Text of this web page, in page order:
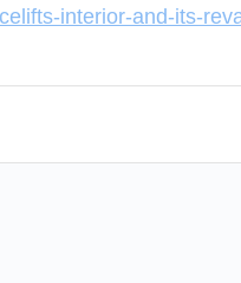
interior-and-its-